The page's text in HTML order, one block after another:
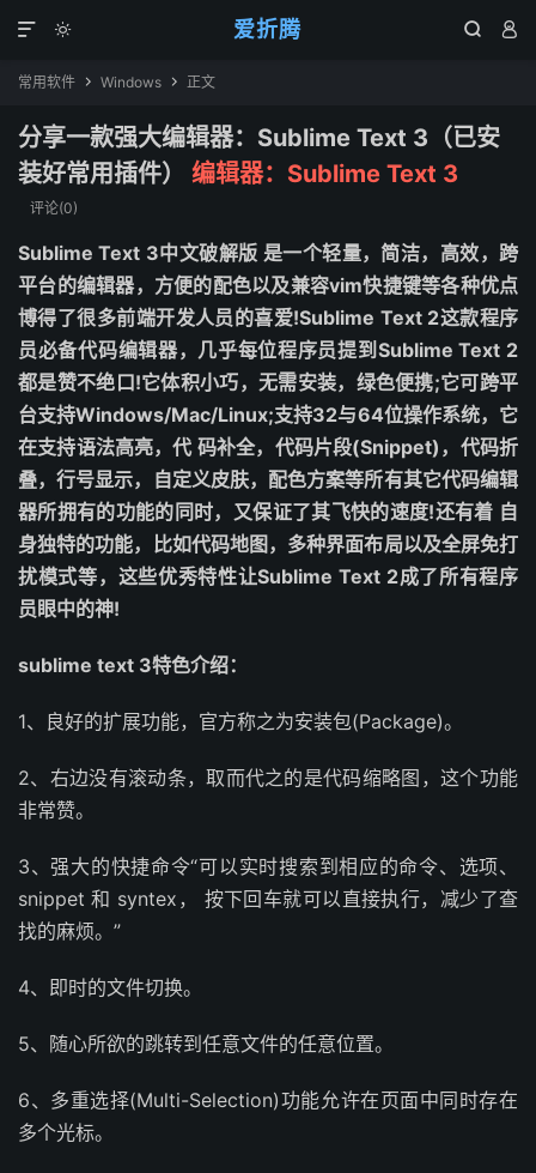
爱折腾 
 

常用软件  Windows  正文
分享一款强大编辑器：Sublime Text 3（已安
装好常用插件） 编辑器：Sublime Text 3
评论(0)
Sublime Text 3中文破解版 是一个轻量，简洁，高效，跨
平台的编辑器，方便的配色以及兼容vim快捷键等各种优点
博得了很多前端开发人员的喜爱!Sublime Text 2这款程序
员必备代码编辑器，几乎每位程序员提到Sublime Text 2
都是赞不绝口!它体积小巧，无需安装，绿色便携;它可跨平
台支持Windows/Mac/Linux;支持32与64位操作系统，它
在支持语法高亮，代 码补全，代码片段(Snippet)，代码折
叠，行号显示，自定义皮肤，配色方案等所有其它代码编辑
器所拥有的功能的同时，又保证了其飞快的速度!还有着 自
身独特的功能，比如代码地图，多种界面布局以及全屏免打
扰模式等，这些优秀特性让Sublime Text 2成了所有程序
员眼中的神!
sublime text 3特色介绍：
1、良好的扩展功能，官方称之为安装包(Package)。
2、右边没有滚动条，取而代之的是代码缩略图，这个功能
非常赞。
3、强大的快捷命令“可以实时搜索到相应的命令、选项、
snippet 和 syntex， 按下回车就可以直接执行，减少了查
找的麻烦。”
4、即时的文件切换。
5、随心所欲的跳转到任意文件的任意位置。
6、多重选择(Multi-Selection)功能允许在页面中同时存在
多个光标。